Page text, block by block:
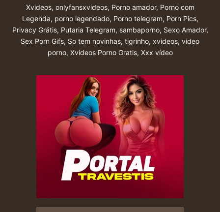
Xvideos, onlyfansxvideos, Porno amador, Porno com
Legenda, porno legendado, Porno telegram, Porn Pics,
Privacy Grátis, Putaria Telegram, sambaporno, Sexo Amador,
Sex Porn Gifs, So tem novinhas, tigrinho, xvideos, video
porno, Xvideos Porno Gratis, Xxx vídeo